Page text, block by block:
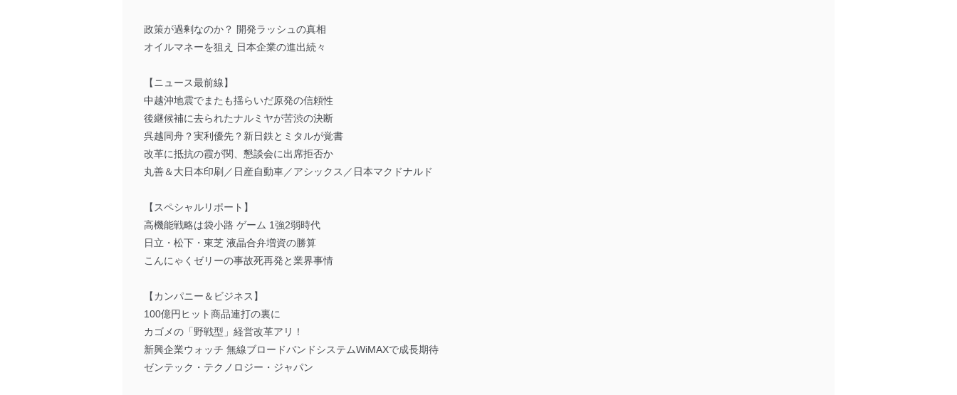
政策が過剰なのか？ 開発ラッシュの真相
オイルマネーを狙え 日本企業の進出続々
【ニュース最前線】
中越沖地震でまたも揺らいだ原発の信頼性
後継候補に去られたナルミヤが苦渋の決断
呉越同舟？実利優先？新日鉄とミタルが覚書
改革に抵抗の霞が関、懇談会に出席拒否か
丸善＆大日本印刷／日産自動車／アシックス／日本マクドナルド
【スペシャルリポート】
高機能戦略は袋小路 ゲーム 1強2弱時代
日立・松下・東芝 液晶合弁増資の勝算
こんにゃくゼリーの事故死再発と業界事情
【カンパニー＆ビジネス】
100億円ヒット商品連打の裏に
カゴメの「野戦型」経営改革アリ！
新興企業ウォッチ 無線ブロードバンドシステムWiMAXで成長期待
ゼンテック・テクノロジー・ジャパン